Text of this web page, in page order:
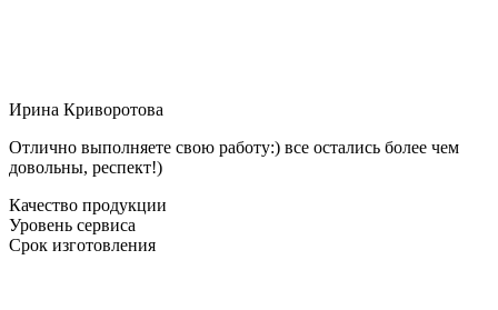
Ирина Криворотова
Отлично выполняете свою работу:) все остались более чем
довольны, респект!)
Качество продукции
Уровень сервиса
Срок изготовления